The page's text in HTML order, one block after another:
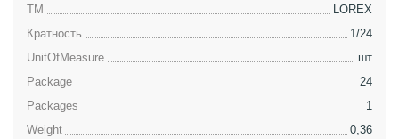
ТМ
LOREX
Кратность
1/24
UnitOfMeasure
шт
Package
24
Packages
1
Weight
0,36